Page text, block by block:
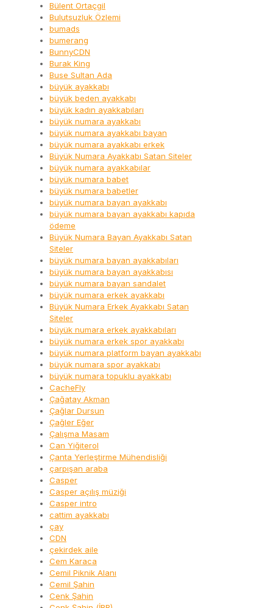
Bülent Ortaçgil
Bulutsuzluk Özlemi
bumads
bumerang
BunnyCDN
Burak King
Buse Sultan Ada
büyük ayakkabı
büyük beden ayakkabı
büyük kadın ayakkabıları
büyük numara ayakkabı
büyük numara ayakkabı bayan
büyük numara ayakkabı erkek
Büyük Numara Ayakkabı Satan Siteler
büyük numara ayakkabılar
büyük numara babet
büyük numara babetler
büyük numara bayan ayakkabı
büyük numara bayan ayakkabı kapıda
ödeme
Büyük Numara Bayan Ayakkabı Satan
Siteler
büyük numara bayan ayakkabıları
büyük numara bayan ayakkabısı
büyük numara bayan sandalet
büyük numara erkek ayakkabı
Büyük Numara Erkek Ayakkabı Satan
Siteler
büyük numara erkek ayakkabıları
büyük numara erkek spor ayakkabı
büyük numara platform bayan ayakkabı
büyük numara spor ayakkabı
büyük numara topuklu ayakkabı
CacheFly
Çağatay Akman
Çağlar Dursun
Çağler Eğer
Çalışma Masam
Can Yiğiterol
Çanta Yerleştirme Mühendisliği
çarpışan araba
Casper
Casper açılış müziği
Casper intro
cattim ayakkabı
çay
CDN
çekirdek aile
Cem Karaca
Cemil Piknik Alanı
Cemil Şahin
Cenk Şahin